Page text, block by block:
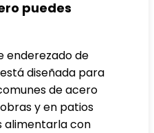
puedes
enderezado de
diseñada para
de acero
y en patios
alimentarla con